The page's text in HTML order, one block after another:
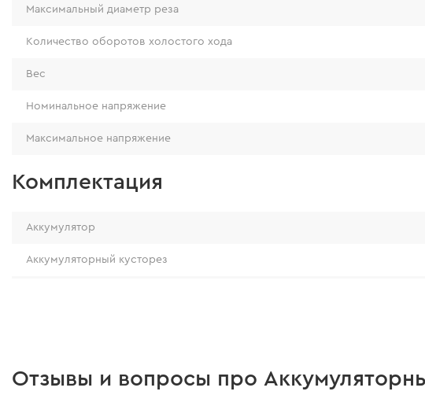
Максимальный диаметр реза
Количество оборотов холостого хода
Вес
Номинальное напряжение
Максимальное напряжение
Комплектация
Аккумулятор
Аккумуляторный кусторез
Упаковка
Отзывы и вопросы про